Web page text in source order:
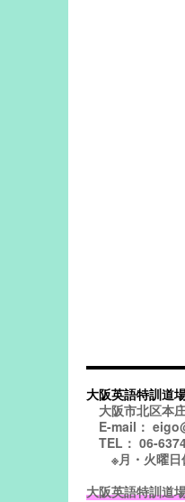
大阪英語特訓道
大阪市北区本
E-mail：
TEL： 06-
※月・火曜日休
大阪英語特訓道